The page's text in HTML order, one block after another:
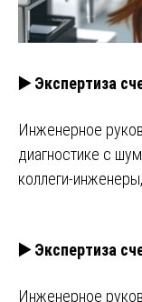
▶️ Экспертиза
Инженерное
диагностике с
коллеги-
▶️ Экспертиза
Инженерное